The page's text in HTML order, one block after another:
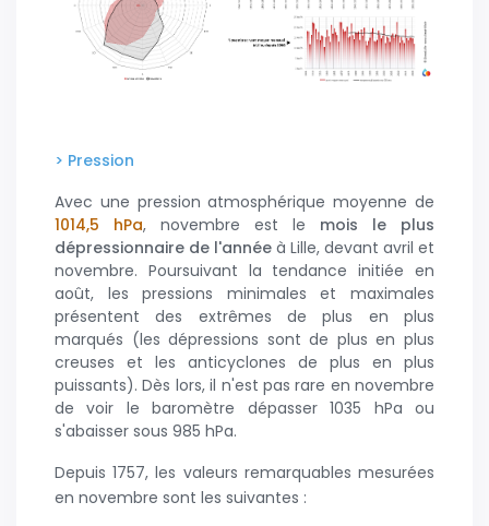
> Pression
Avec une pression atmosphérique moyenne de
1014,5 hPa, novembre est le mois le plus
dépressionnaire de l'année à Lille, devant avril et
novembre. Poursuivant la tendance initiée en
août, les pressions minimales et maximales
présentent des extrêmes de plus en plus
marqués (les dépressions sont de plus en plus
creuses et les anticyclones de plus en plus
puissants). Dès lors, il n'est pas rare en novembre
de voir le baromètre dépasser 1035 hPa ou
s'abaisser sous 985 hPa.
Depuis 1757, les valeurs remarquables mesurées
en novembre sont les suivantes :